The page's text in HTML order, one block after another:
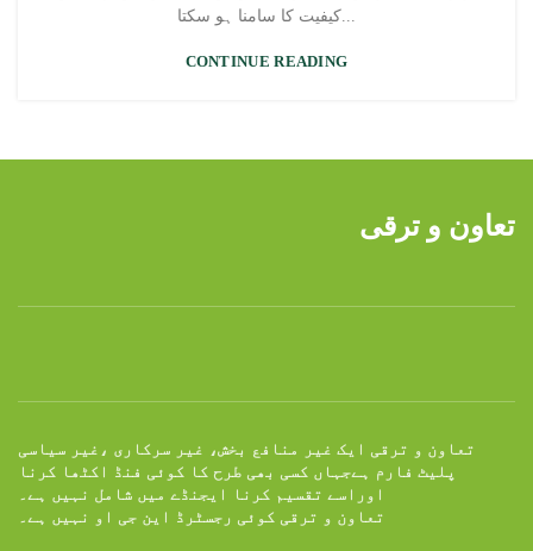
کیفیت کا سامنا ہو سکتا...
CONTINUE READING
تعاون و ترقی
تعاون و ترقی ایک غیر منافع بخش، غیر سرکاری ،غیر سیاسی
پلیٹ فارم ہےجہاں کسی بھی طرح کا کوئی فنڈ اکٹھا کرنا
اوراسے تقسیم کرنا ایجنڈے میں شامل نہیں ہے۔
تعاون و ترقی کوئی رجسٹرڈ این جی او نہیں ہے۔